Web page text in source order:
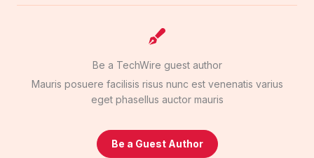
Be a TechWire guest author
Mauris posuere facilisis risus nunc est venenatis varius
eget phasellus auctor mauris
Be a Guest Author